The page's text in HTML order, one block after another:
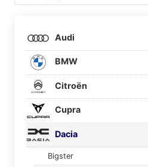
Audi
BMW
Citroën
Cupra
Dacia
Bigster